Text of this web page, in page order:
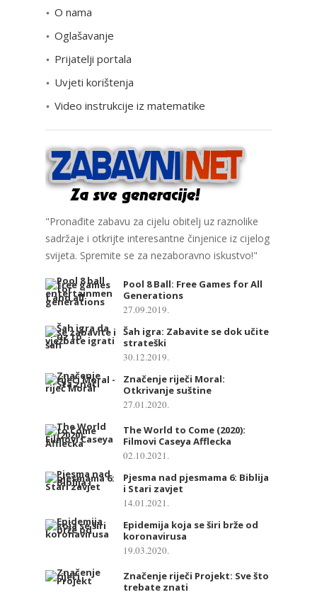
o
i
j
O nama
Oglašavanje
Prijatelji portala
Uvjeti korištenja
Video instrukcije iz matematike
"Pronađite zabavu za cijelu obitelj uz raznolike
sadržaje i otkrijte interesantne činjenice iz cijelog
svijeta. Spremite se za nezaboravno iskustvo!"
Pool 8 Ball: Free Games for All
Generations
27.09.2019.
Šah igra: Zabavite se dok učite
strateški
30.12.2019.
Značenje riječi Moral:
Otkrivanje suštine
27.01.2020.
The World to Come (2020):
Filmovi Caseya Afflecka
02.10.2021.
Pjesma nad pjesmama 6: Biblija
i Stari zavjet
14.01.2021.
Epidemija koja se širi brže od
koronavirusa
19.03.2020.
Značenje riječi Projekt: Sve što
trebate znati